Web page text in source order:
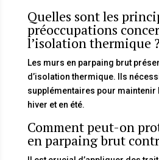
Quelles sont les
préoccupations
l’isolation thermique ?
Les murs en parpaing brut
d’isolation thermique. Ils
supplémentaires pour
hiver et en été.
Comment peut-on
en parpaing brut